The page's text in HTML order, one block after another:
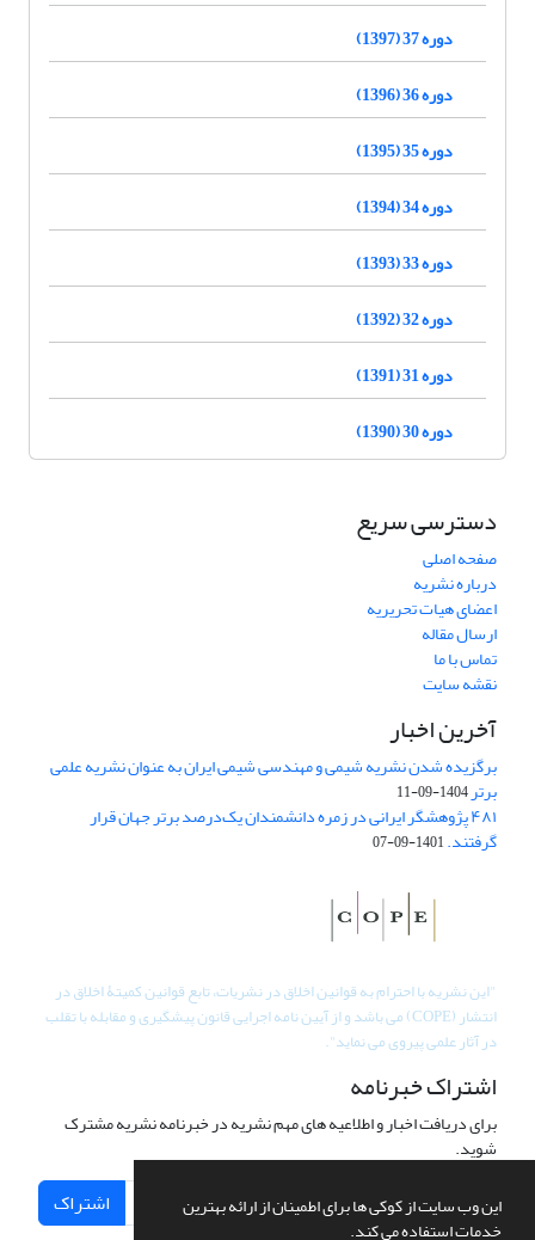
این وب سایت از کوکی ها برای اطمینان از ارائه بهترین
خدمات استفاده می کند.
دوره 37 (1397)
دوره 36 (1396)
دوره 35 (1395)
دوره 34 (1394)
دوره 33 (1393)
دوره 32 (1392)
دوره 31 (1391)
دوره 30 (1390)
دسترسی سریع
صفحه اصلی
درباره نشریه
اعضای هیات تحریریه
ارسال مقاله
تماس با ما
نقشه سایت
آخرین اخبار
برگزیده شدن نشریه شیمی و مهندسی شیمی ایران به عنوان نشریه علمی
برتر1404-09-11
۴۸۱ پژوهشگر ایرانی در زمره دانشمندان یک‌درصد برتر جهان قرار
گرفتند.1401-09-07
"این نشریه با احترام به قوانین اخلاق در نشریات، تابع قوانین کمیتۀ اخلاق در
انتشار (COPE) می باشد و از آیین نامه اجرایی قانون پیشگیری و مقابله با تقلب
در آثار علمی پیروی می نماید".
اشتراک خبرنامه
برای دریافت اخبار و اطلاعیه های مهم نشریه در خبرنامه نشریه مشترک
شوید.
اشتراک